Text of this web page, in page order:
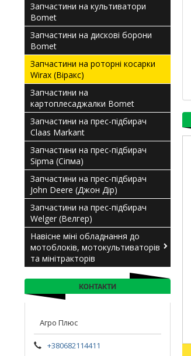
Запчастини на культиватори
Bomet
Запчастини на дискові борони
Bomet
Запчастини на роторні косарки
Wirax (Віракс)
Запчастини на
картоплесаджалки Bomet
Запчастини на прес-підбирач
Claas Мarkant
Запчастини на прес-підбирач
Sipma (Сіпма)
Запчастини на прес-підбирач
John Deere (Джон Дір)
Запчастини на прес-підбирач
Welger (Велгер)
Навісне міні обладнання до
мотоблоків, мотокультиваторів
та мінітракторів
КОНТАКТИ
Агро Плюс
+380682114411